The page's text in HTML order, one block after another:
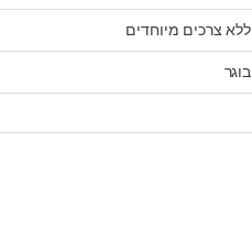
ללא צרכים מיוחדים
בוגר